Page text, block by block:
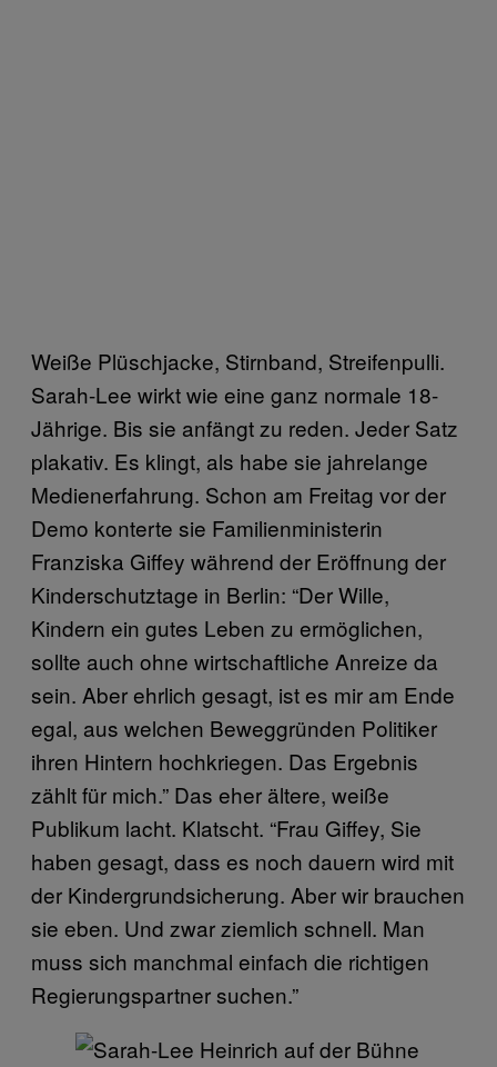
Weiße Plüschjacke, Stirnband, Streifenpulli.
Sarah-Lee wirkt wie eine ganz normale 18-
Jährige. Bis sie anfängt zu reden. Jeder Satz
plakativ. Es klingt, als habe sie jahrelange
Medienerfahrung. Schon am Freitag vor der
Demo konterte sie Familienministerin
Franziska Giffey während der Eröffnung der
Kinderschutztage in Berlin: “Der Wille,
Kindern ein gutes Leben zu ermöglichen,
sollte auch ohne wirtschaftliche Anreize da
sein. Aber ehrlich gesagt, ist es mir am Ende
egal, aus welchen Beweggründen Politiker
ihren Hintern hochkriegen. Das Ergebnis
zählt für mich.” Das eher ältere, weiße
Publikum lacht. Klatscht. “Frau Giffey, Sie
haben gesagt, dass es noch dauern wird mit
der Kindergrundsicherung. Aber wir brauchen
sie eben. Und zwar ziemlich schnell. Man
muss sich manchmal einfach die richtigen
Regierungspartner suchen.”